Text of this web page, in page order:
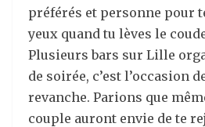
préférés et personne pour
yeux quand tu lèves le
Plusieurs bars sur Lille
de soirée, c’est l’occasion
revanche. Parions que
couple auront envie de te